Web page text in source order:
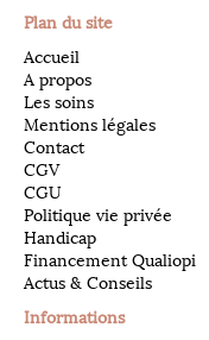
Plan du site
Accueil
A propos
Les soins
Mentions légales
Contact
CGV
CGU
Politique vie privée
Handicap
Financement Qualiopi
Actus & Conseils
Informations